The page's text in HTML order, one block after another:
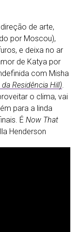
de arte,
por Moscou),
e deixa no ar
de Katya por
com Misha
Residência Hill).
o clima, vai
para a linda
É Now That
Henderson